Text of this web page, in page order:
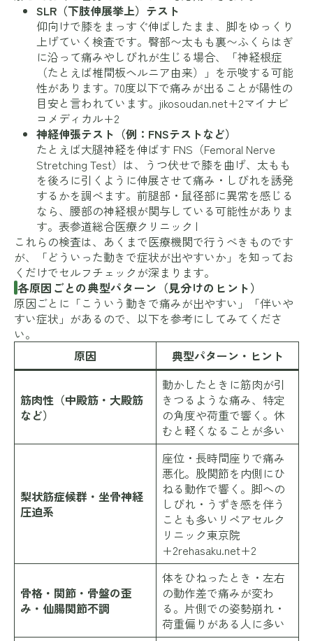
SLR（下肢伸展挙上）テスト
仰向けで膝をまっすぐ伸ばしたまま、脚をゆっくり
上げていく検査です。臀部〜太もも裏〜ふくらはぎ
に沿って痛みやしびれが生じる場合、「神経根症
（たとえば椎間板ヘルニア由来）」を示唆する可能
性があります。70度以下で痛みが出ることが陽性の
目安と言われています。 jikosoudan.net+2マイナビ
コメディカル+2
神経伸張テスト（例：FNSテストなど）
たとえば大腿神経を伸ばす FNS（Femoral Nerve
Stretching Test）は、うつ伏せで膝を曲げ、太もも
を後ろに引くように伸展させて痛み・しびれを誘発
するかを調べます。前腿部・鼠径部に異常を感じる
なら、腰部の神経根が関与している可能性がありま
す。 表参道総合医療クリニック |
これらの検査は、あくまで医療機関で行うべきものです
が、「どういった動きで症状が出やすいか」を知ってお
くだけでセルフチェックが深まります。
各原因ごとの典型パターン（見分けのヒント）
原因ごとに「こういう動きで痛みが出やすい」「伴いや
すい症状」があるので、以下を参考にしてみてくださ
い。
原因
典型パターン・ヒント
筋肉性（中殿筋・大殿筋
など）
動かしたときに筋肉が引
きつるような痛み、特定
の角度や荷重で響く。休
むと軽くなることが多い
梨状筋症候群・坐骨神経
圧迫系
座位・長時間座りで痛み
悪化。股関節を内側にひ
ねる動作で響く。脚への
しびれ・うずき感を伴う
ことも多い リペアセルク
リニック東京院
+2rehasaku.net+2
骨格・関節・骨盤の歪
み・仙腸関節不調
体をひねったとき・左右
の動作差で痛みが変わ
る。片側での姿勢崩れ・
荷重偏りがある人に多い